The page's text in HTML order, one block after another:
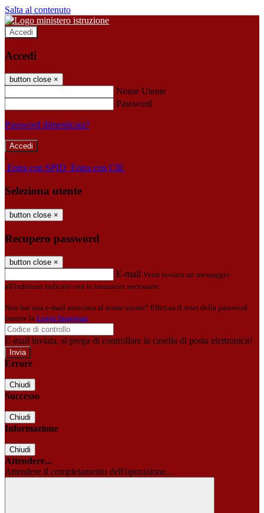
Salta al contenuto
Accedi
Accedi
button close ×
Nome Utente
Password
Password dimenticata?
-
Entra con SPID Entra con CIE
Seleziona utente
button close ×
Recupero password
button close ×
E-mail Verrà inviato un messaggio
all'indirizzo indicato con le istruzioni necessarie.
Non hai una e-mail associata al nome utente? Effettua il reset della password
tramite la Login Spaggiari
E-mail inviata, si prega di controllare la casella di posta elettronica!
Errore
Chiudi
Successo
Chiudi
Informazione
Chiudi
Attendere...
Attendere il completamento dell'operazione...